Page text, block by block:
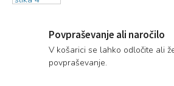
Povpraševanje ali naročilo
V košarici se lahko odločite ali
povpraševanje.